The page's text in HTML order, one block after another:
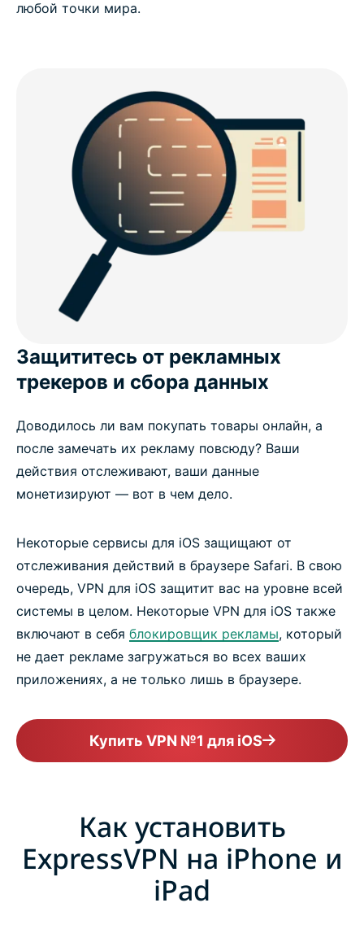
любой точки мира.
Защититесь от рекламных
трекеров и сбора данных
Доводилось ли вам покупать товары онлайн, а
после замечать их рекламу повсюду? Ваши
действия отслеживают, ваши данные
монетизируют — вот в чем дело.
Некоторые сервисы для iOS защищают от
отслеживания действий в браузере Safari. В свою
очередь, VPN для iOS защитит вас на уровне всей
системы в целом. Некоторые VPN для iOS также
включают в себя блокировщик рекламы, который
не дает рекламе загружаться во всех ваших
приложениях, а не только лишь в браузере.
Купить VPN №1 для iOS
Как установить
ExpressVPN на iPhone и
iPad